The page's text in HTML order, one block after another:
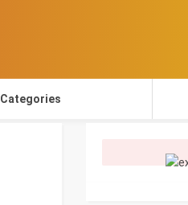
Categories